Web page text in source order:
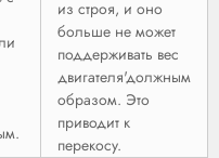
из строя, и оно
больше не может
поддерживать вес
двигателя'должным
образом. Это
приводит к
перекосу.